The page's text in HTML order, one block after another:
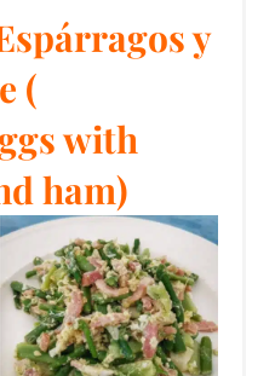
y
(
with
ham)